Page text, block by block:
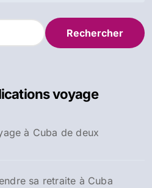
voyage
à Cuba de deux
sa retraite à Cuba